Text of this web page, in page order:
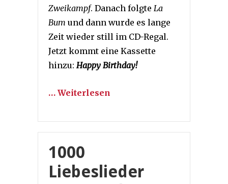
Zweikampf. Danach folgte La
Bum und dann wurde es lange
Zeit wieder still im CD-Regal.
Jetzt kommt eine Kassette
hinzu: Happy Birthday!
… Weiterlesen
1000
Liebeslieder